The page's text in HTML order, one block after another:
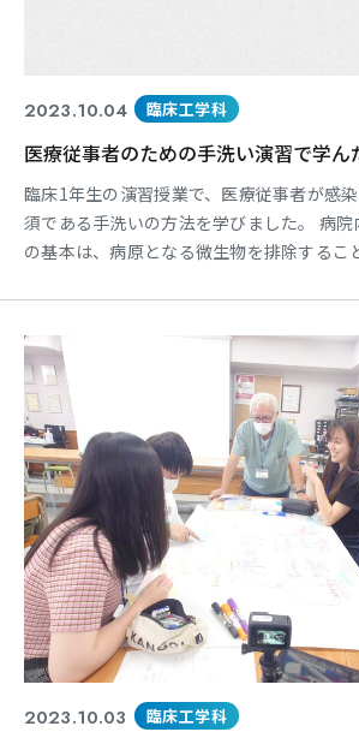
2023.10.04 臨床工学科
医療従事者のための手洗い演習で学ん
臨床1年生の演習授業で、医療従事者が感
須である手洗いの方法を学びました。 病
の基本は、病原となる微生物を排除するこ
す。 そのため、最も身近で、対応しやす
断となります。感染経路を遮断する方法に
隔離の2つの方法がありますが、最も効果
よ
2023.10.03 臨床工学科